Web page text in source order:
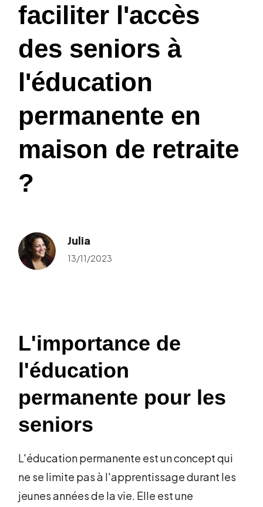
faciliter l'accès
des seniors à
l'éducation
permanente en
maison de retraite
?
Julia
13/11/2023
L'importance de
l'éducation
permanente pour les
seniors
L'éducation permanente est un concept qui
ne se limite pas à l'apprentissage durant les
jeunes années de la vie. Elle est une